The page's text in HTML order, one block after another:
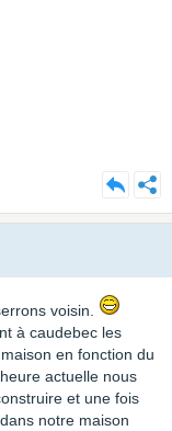
voisin.
à caudebec les
en fonction du
actuelle nous
et une fois
notre maison